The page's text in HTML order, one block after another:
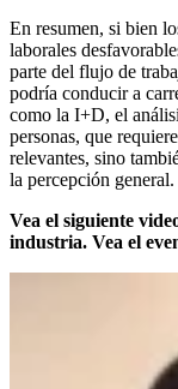
En resumen, si bien
laborales
parte del flujo de
podría conducir a
como la I+D, el
personas, que
relevantes, sino
la percepción general.
Vea el siguiente
industria. Vea el